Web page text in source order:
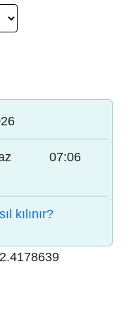
07:06
kılınır?
2.4178639